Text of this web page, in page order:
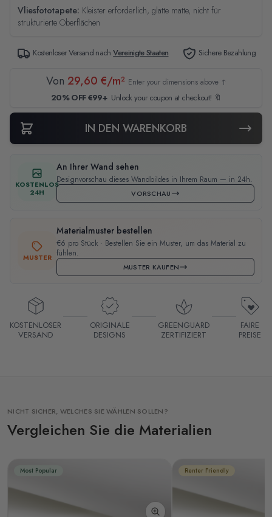
Vliesfototapete: Kleister erforderlich, glatte matte, nicht für
strukturierte Oberflächen
Kostenloser Versand nachVereinigte Staaten Sichere Bezahlung
Von 29,60 €/m² Enter your dimensions above ↑
20% OFF €99+ Unlock your coupon at checkout! 🔖
IN DEN WARENKORB
KOSTENLOS
24H
An Ihrer Wand sehen
Designvorschau dieses Wandbildes in Ihrem Raum — in 24h.
VORSCHAU
MUSTER
Materialmuster bestellen
€6 pro Stück · Bestellen Sie ein Muster, um das Material zu
fühlen.
MUSTER KAUFEN
KOSTENLOSER
VERSAND
ORIGINALE
DESIGNS
GREENGUARD
ZERTIFIZIERT
FAIRE
PREISE
NICHT SICHER, WELCHES SIE WÄHLEN SOLLEN?
Vergleichen Sie die Materialien
Most Popular Renter Friendly